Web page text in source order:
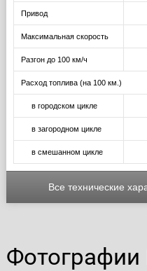
Привод
Максимальная скорость
Разгон до 100 км/ч
Расход топлива (на 100 км.)
в городском цикле
в загородном цикле
в смешанном цикле
Все технические
Фотографии